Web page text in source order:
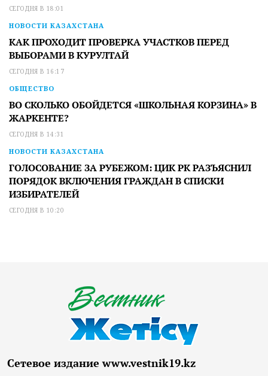
СЕГОДНЯ В 18:01
НОВОСТИ КАЗАХСТАНА
КАК ПРОХОДИТ ПРОВЕРКА УЧАСТКОВ ПЕРЕД
ВЫБОРАМИ В КУРУЛТАЙ
СЕГОДНЯ В 16:17
ОБЩЕСТВО
ВО СКОЛЬКО ОБОЙДЕТСЯ «ШКОЛЬНАЯ КОРЗИНА» В
ЖАРКЕНТЕ?
СЕГОДНЯ В 14:31
НОВОСТИ КАЗАХСТАНА
ГОЛОСОВАНИЕ ЗА РУБЕЖОМ: ЦИК РК РАЗЪЯСНИЛ
ПОРЯДОК ВКЛЮЧЕНИЯ ГРАЖДАН В СПИСКИ
ИЗБИРАТЕЛЕЙ
СЕГОДНЯ В 10:20
Сетевое издание www.vestnik19.kz